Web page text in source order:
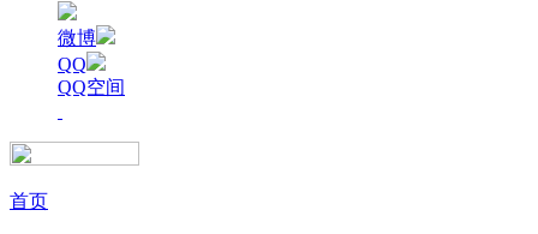
微博
QQ
QQ空间
首页